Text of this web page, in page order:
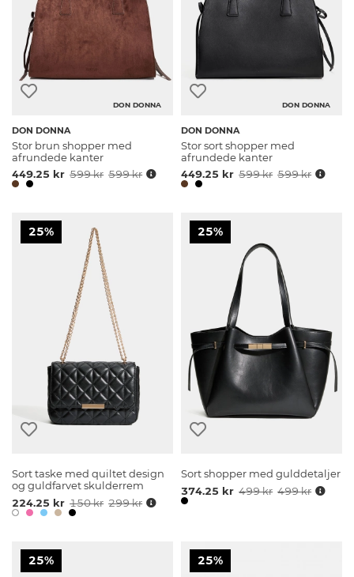
DON DONNA
DON DONNA
Stor brun shopper med
afrundede kanter
449.25 kr 599 kr 599 kr
DON DONNA
DON DONNA
Stor sort shopper med
afrundede kanter
449.25 kr 599 kr 599 kr
25%
Sort taske med quiltet design
og guldfarvet skulderrem
224.25 kr 150 kr 299 kr
25%
Sort shopper med gulddetaljer
374.25 kr 499 kr 499 kr
25% 25%